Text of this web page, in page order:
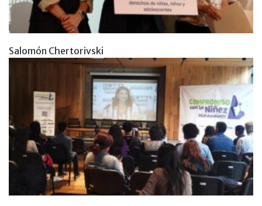
Salomón Chertorivski